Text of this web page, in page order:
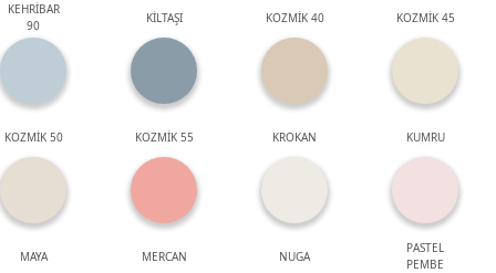
KEHRİBAR
90
KİLTAŞI KOZMİK 40 KOZMİK 45
KOZMİK 50 KOZMİK 55 KROKAN KUMRU
MAYA MERCAN NUGA
PASTEL
PEMBE